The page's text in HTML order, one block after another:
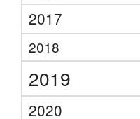
2017
2018
2019
2020